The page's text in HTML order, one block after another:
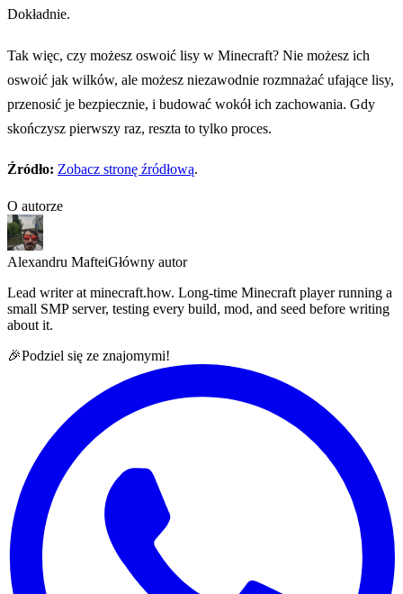
Dokładnie.
Tak więc, czy możesz oswoić lisy w Minecraft? Nie możesz ich
oswoić jak wilków, ale możesz niezawodnie rozmnażać ufające lisy,
przenosić je bezpiecznie, i budować wokół ich zachowania. Gdy
skończysz pierwszy raz, reszta to tylko proces.
Źródło: Zobacz stronę źródłową.
O autorze
Alexandru MafteiGłówny autor
Lead writer at minecraft.how. Long-time Minecraft player running a
small SMP server, testing every build, mod, and seed before writing
about it.
🎉Podziel się ze znajomymi!